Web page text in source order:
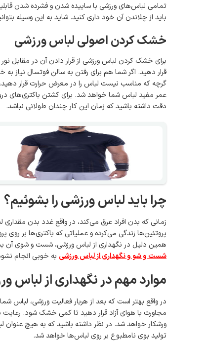
تمامی لباس‌های ورزشی با ساییده شدن و فشرده شدن
باید از چلاندن آن خود داری کنید. شاید به این وسیله
خشک کردن اصولی لباس ورزشی
برای خشک کردن لباس ورزشی از قرار دادن آن در مقابل
قرار دهید. اگر شما هم برای رفتن به سالن فوتسال نیاز
گرچه که مناسب نیست لباس را در معرض حرارت قرار
عمر مفید لباس شما خواهد شد. برای کشتن باکتری‌های
دقت داشته باشید که زمان این کار چندان طولانی نباشد.
چرا باید لباس ورزشی را بشوئیم؟
زمانی که بدن افراد عرق می‌کند، در واقع غدد بدن
پروتئین‌ها زندگی می‌کرده و عملیاتی که باکتری‌ها بر
همین دلیل در نگهداری از لباس ورزشی، شست و شوی آن
شست و شو و نگهداری از لباس ورزشی به خوبی انجام
موارد مهم در نگهداری از لباس
در واقع بهتر است که بعد از هربار فعالیت ورزشی، لباس
مجاورت با هوای آزاد قرار دهید تا کمی خشک شود.
ورشکار خواهد شد. در نظر داشته باشید که به هیچ
تولید بوی نامطبوع بر روی لباس‌ها خواهد شد.